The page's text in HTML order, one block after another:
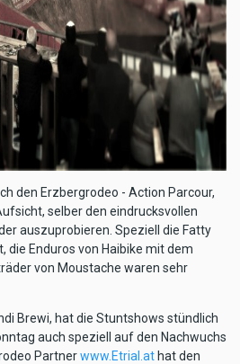
den Erzbergrodeo - Action Parcour,
selber den eindrucksvollen
auszuprobieren. Speziell die Fatty
die Enduros von Haibike mit dem
von Moustache waren sehr
Brewi, hat die Stuntshows stündlich
auch speziell auf den Nachwuchs
Partnerwww.Etrial.at hat den